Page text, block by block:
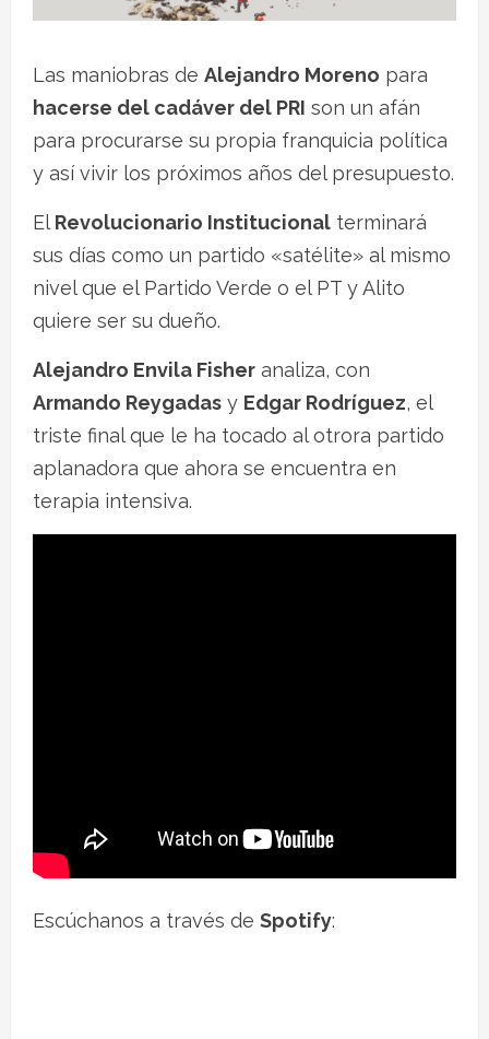
Las maniobras de Alejandro Moreno para
hacerse del cadáver del PRI son un afán
para procurarse su propia franquicia política
y así vivir los próximos años del presupuesto.
El Revolucionario Institucional terminará
sus días como un partido «satélite» al mismo
nivel que el Partido Verde o el PT y Alito
quiere ser su dueño.
Alejandro Envila Fisher analiza, con
Armando Reygadas y Edgar Rodríguez, el
triste final que le ha tocado al otrora partido
aplanadora que ahora se encuentra en
terapia intensiva.
Escúchanos a través de Spotify: